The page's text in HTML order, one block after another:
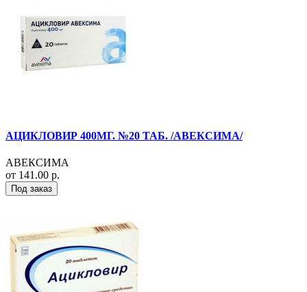
АЦИКЛОВИР 400МГ. №20 ТАБ. /АВЕКСИМА/
АВЕКСИМА
от 141.00 р.
Под заказ